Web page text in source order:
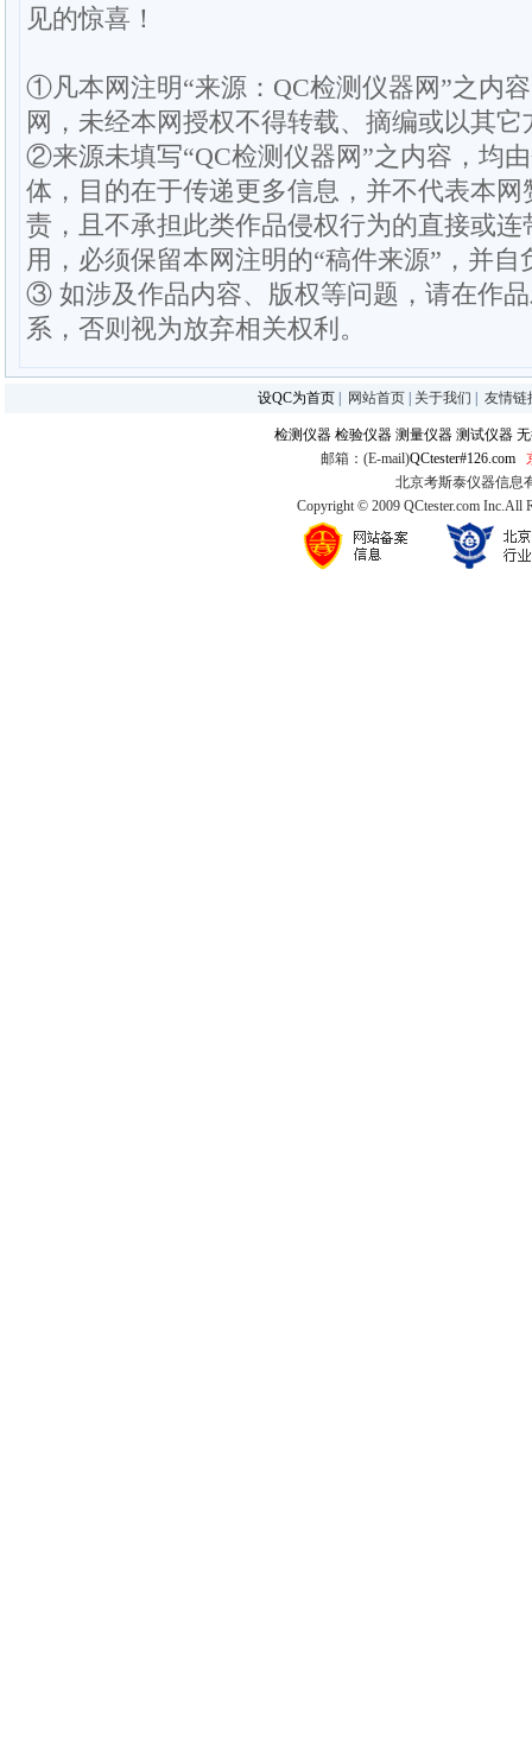
见的惊喜！
①凡本网注明“来源：QC检测仪器网”之内
网，未经本网授权不得转载、摘编或以其它
②来源未填写“QC检测仪器网”之内容，均
体，目的在于传递更多信息，并不代表本
责，且不承担此类作品侵权行为的直接或
用，必须保留本网注明的“稿件来源”，并
③ 如涉及作品内容、版权等问题，请在作
系，否则视为放弃相关权利。
设QC为首页 网站首页 关于我们 友情链
检测仪器 检验仪器 测量仪器 测试仪器
邮箱：(E-mail)QCtester#126.com
北京考斯泰仪器信息
Copyright © 2009 QCtester.com Inc.All